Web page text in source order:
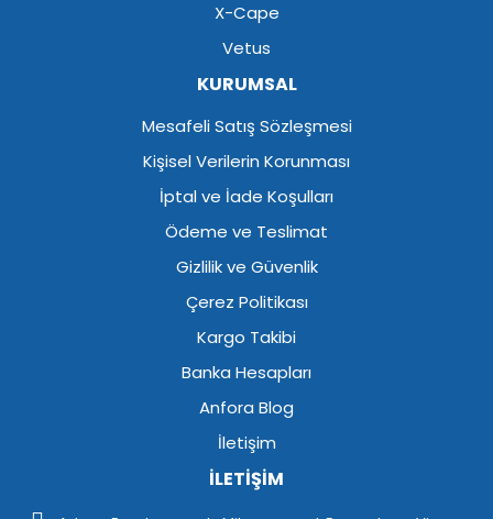
X-Cape
Vetus
KURUMSAL
Mesafeli Satış Sözleşmesi
Kişisel Verilerin Korunması
İptal ve İade Koşulları
Ödeme ve Teslimat
Gizlilik ve Güvenlik
Çerez Politikası
Kargo Takibi
Banka Hesapları
Anfora Blog
İletişim
İLETİŞİM